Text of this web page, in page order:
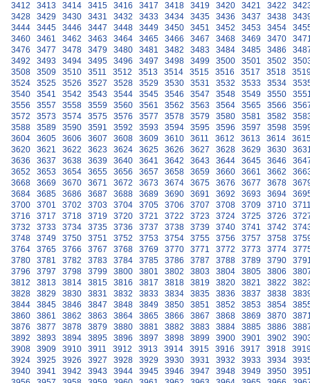
3412
3413 3414 3415 3416 3417 3418 3419 3420 3421 3422
3428
3429 3430 3431 3432 3433 3434 3435 3436 3437 3438
3444
3445 3446 3447 3448 3449 3450 3451 3452 3453 3454
3460
3461 3462 3463 3464 3465 3466 3467 3468 3469 3470
3476
3477 3478 3479 3480 3481 3482 3483 3484 3485 3486
3492
3493 3494 3495 3496 3497 3498 3499 3500 3501 3502
3508
3509 3510 3511 3512 3513 3514 3515 3516 3517 3518
3524
3525 3526 3527 3528 3529 3530 3531 3532 3533 3534
3540
3541 3542 3543 3544 3545 3546 3547 3548 3549 3550
3556
3557 3558 3559 3560 3561 3562 3563 3564 3565 3566
3572
3573 3574 3575 3576 3577 3578 3579 3580 3581 3582
3588
3589 3590 3591 3592 3593 3594 3595 3596 3597 3598
3604
3605 3606 3607 3608 3609 3610 3611 3612 3613 3614
3620
3621 3622 3623 3624 3625 3626 3627 3628 3629 3630
3636
3637 3638 3639 3640 3641 3642 3643 3644 3645 3646
3652
3653 3654 3655 3656 3657 3658 3659 3660 3661 3662
3668
3669 3670 3671 3672 3673 3674 3675 3676 3677 3678
3684
3685 3686 3687 3688 3689 3690 3691 3692 3693 3694
3700
3701 3702 3703 3704 3705 3706 3707 3708 3709 3710
3716
3717 3718 3719 3720 3721 3722 3723 3724 3725 3726
3732
3733 3734 3735 3736 3737 3738 3739 3740 3741 3742
3748
3749 3750 3751 3752 3753 3754 3755 3756 3757 3758
3764
3765 3766 3767 3768 3769 3770 3771 3772 3773 3774
3780
3781 3782 3783 3784 3785 3786 3787 3788 3789 3790
3796
3797 3798 3799 3800 3801 3802 3803 3804 3805 3806
3812
3813 3814 3815 3816 3817 3818 3819 3820 3821 3822
3828
3829 3830 3831 3832 3833 3834 3835 3836 3837 3838
3844
3845 3846 3847 3848 3849 3850 3851 3852 3853 3854
3860
3861 3862 3863 3864 3865 3866 3867 3868 3869 3870
3876
3877 3878 3879 3880 3881 3882 3883 3884 3885 3886
3892
3893 3894 3895 3896 3897 3898 3899 3900 3901 3902
3908
3909 3910 3911 3912 3913 3914 3915 3916 3917 3918
3924
3925 3926 3927 3928 3929 3930 3931 3932 3933 3934
3940
3941 3942 3943 3944 3945 3946 3947 3948 3949 3950